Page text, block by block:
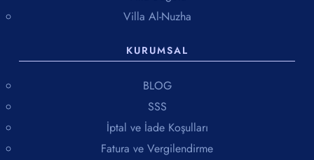
Villa Al-Nuzha
KURUMSAL
BLOG
SSS
İptal ve İade Koşulları
Fatura ve Vergilendirme